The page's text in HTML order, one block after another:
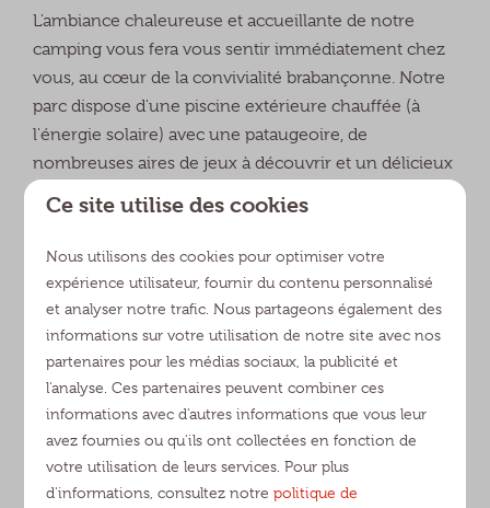
L'ambiance chaleureuse et accueillante de notre
camping vous fera vous sentir immédiatement chez
vous, au cœur de la convivialité brabançonne. Notre
parc dispose d'une piscine extérieure chauffée (à
l'énergie solaire) avec une pataugeoire, de
nombreuses aires de jeux à découvrir et un délicieux
emplacements plus, vous trouverez deux blocs
sanitaires modernes.
Vous recherchez l'ambiance conviviale d'un camping,
votre compagnon à quatre pattes est le bienvenu !
Trouvez votre séjour idéal avec votre chien⬇️
Ce site utilise des cookies
Nous utilisons des cookies pour optimiser votre
expérience utilisateur, fournir du contenu personnalisé
et analyser notre trafic. Nous partageons également des
informations sur votre utilisation de notre site avec nos
partenaires pour les médias sociaux, la publicité et
l'analyse. Ces partenaires peuvent combiner ces
informations avec d'autres informations que vous leur
avez fournies ou qu'ils ont collectées en fonction de
votre utilisation de leurs services. Pour plus
d'informations, consultez notrepolitique de